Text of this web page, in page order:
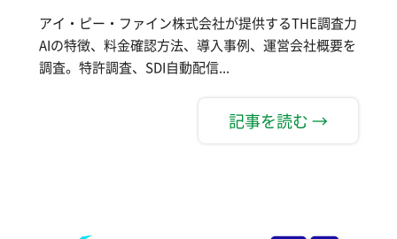
アイ・ピー・ファイン株式会社が提供するTHE調査力
AIの特徴、料金確認方法、導入事例、運営会社概要を
調査。特許調査、SDI自動配信...
記事を読む →